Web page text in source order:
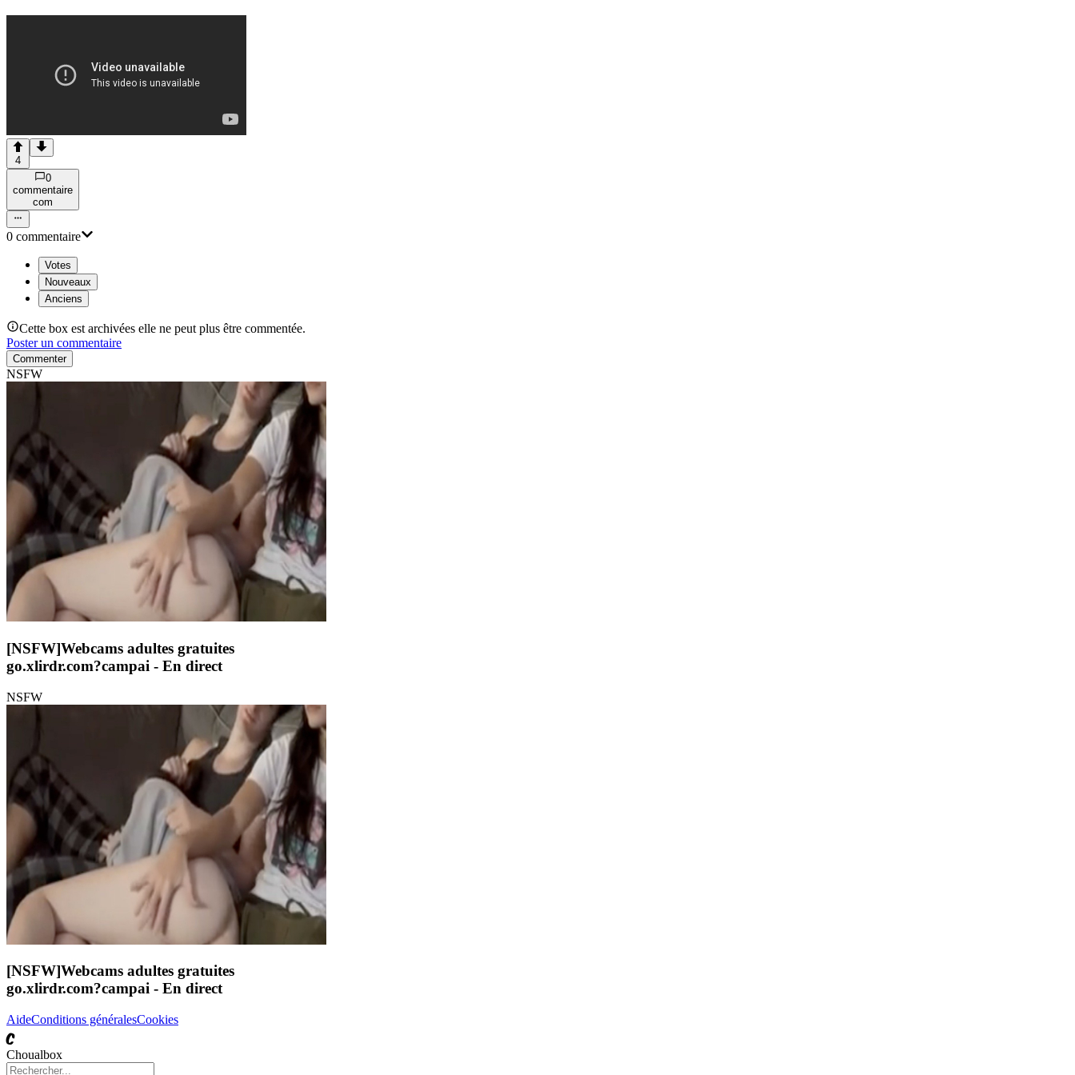
4
0
commentaire
com
0 commentaire
Votes
Nouveaux
Anciens
Cette box est archivées elle ne peut plus être commentée.
Poster un commentaire
Commenter
NSFW
[NSFW]Webcams adultes gratuites
go.xlirdr.com?campai - En direct
NSFW
[NSFW]Webcams adultes gratuites
go.xlirdr.com?campai - En direct
AideConditions généralesCookies
C
Choualbox